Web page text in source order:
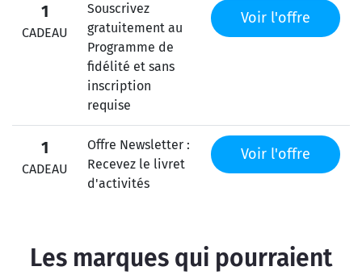
1
CADEAU
Souscrivez
gratuitement au
Programme de
fidélité et sans
inscription
requise
Voir l'offre
1
CADEAU
Offre Newsletter :
Recevez le livret
d'activités
Voir l'offre
Les marques qui pourraient